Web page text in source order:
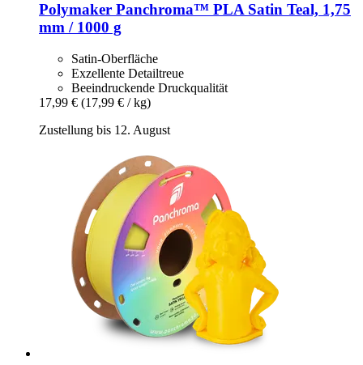
Polymaker Panchroma™ PLA Satin Teal, 1,75
mm / 1000 g
Satin-Oberfläche
Exzellente Detailtreue
Beeindruckende Druckqualität
17,99 € (17,99 € / kg)
Zustellung bis 12. August